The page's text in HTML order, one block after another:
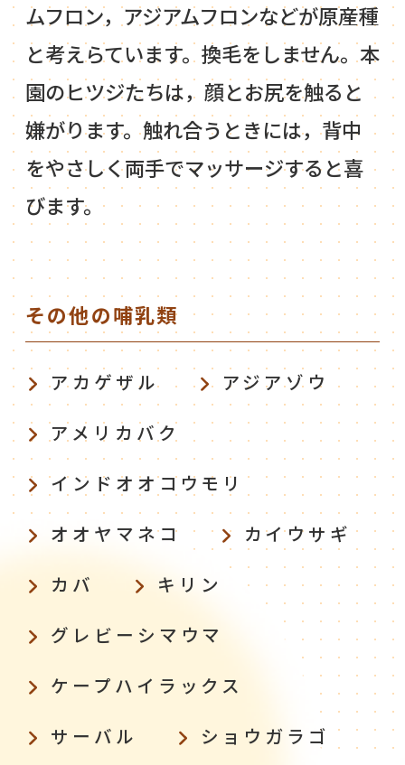
ムフロン，アジアムフロンなどが原産種
と考えらています。換毛をしません。本
園のヒツジたちは，顔とお尻を触ると
嫌がります。触れ合うときには，背中
をやさしく両手でマッサージすると喜
びます。
その他の哺乳類
アカゲザル
アジアゾウ
アメリカバク
インドオオコウモリ
オオヤマネコ
カイウサギ
カバ
キリン
グレビーシマウマ
ケープハイラックス
サーバル
ショウガラゴ